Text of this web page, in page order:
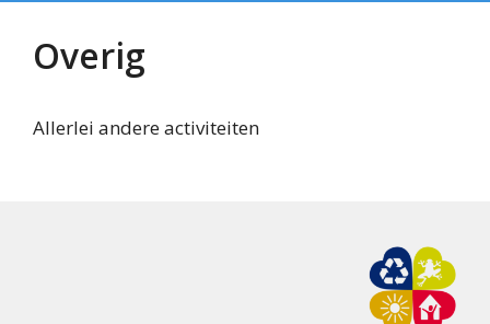
Overig
Allerlei andere activiteiten